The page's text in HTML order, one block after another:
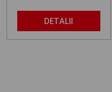
DETALII